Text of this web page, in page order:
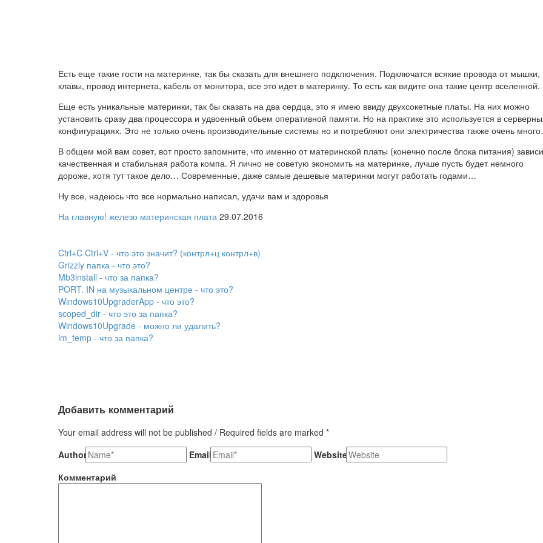
Есть еще такие гости на материнке, так бы сказать для внешнего подключения. Подключатся всякие провода от мышки,
клавы, провод интернета, кабель от монитора, все это идет в материнку. То есть как видите она такие центр вселенной.
Еще есть уникальные материнки, так бы сказать на два сердца, это я имею ввиду двухсокетные платы. На них можно
установить сразу два процессора и удвоенный обьем оперативной памяти. Но на практике это используется в
конфигурациях. Это не только очень производительные системы но и потребляют они электричества также очень
В общем мой вам совет, вот просто запомните, что именно от материнской платы (конечно после блока питания)
качественная и стабильная работа компа. Я лично не советую экономить на материнке, лучше пусть будет немного
дороже, хотя тут такое дело… Современные, даже самые дешевые материнки могут работать годами…
Ну все, надеюсь что все нормально написал, удачи вам и здоровья
На главную! железо материнская плата 29.07.2016
Ctrl+C Ctrl+V - что это значит? (контрл+ц контрл+в)
Grizzly папка - что это?
Mb3install - что за папка?
PORT. IN на музыкальном центре - что это?
Windows10UpgraderApp - что это?
scoped_dir - что это за папка?
Windows10Upgrade - можно ли удалить?
im_temp - что за папка?
Добавить комментарий
Your email address will not be published / Required fields are marked *
Author
Email
Website
Комментарий